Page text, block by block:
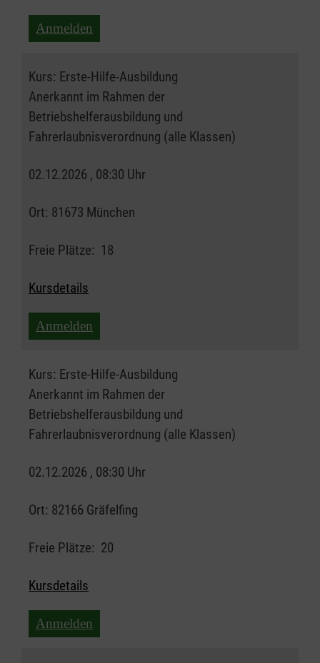
Anmelden
Kurs: Erste-Hilfe-Ausbildung
Anerkannt im Rahmen der
Betriebshelferausbildung und
Fahrerlaubnisverordnung (alle Klassen)
02.12.2026 , 08:30 Uhr
Ort: 81673 München
Freie Plätze: 18
Kursdetails
Anmelden
Kurs: Erste-Hilfe-Ausbildung
Anerkannt im Rahmen der
Betriebshelferausbildung und
Fahrerlaubnisverordnung (alle Klassen)
02.12.2026 , 08:30 Uhr
Ort: 82166 Gräfelfing
Freie Plätze: 20
Kursdetails
Anmelden